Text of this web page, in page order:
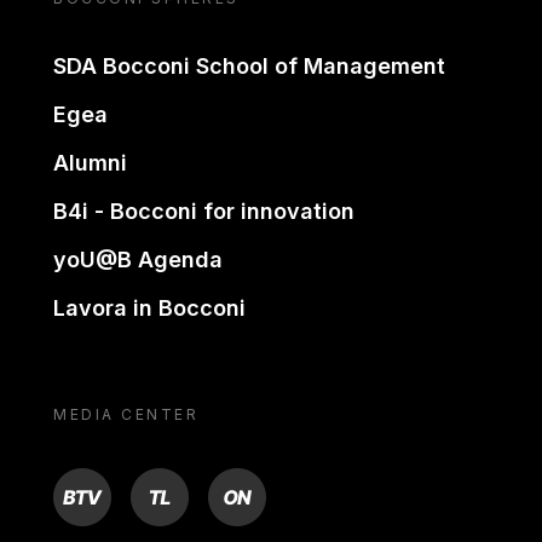
SDA Bocconi School of Management
Egea
Alumni
B4i - Bocconi for innovation
yoU@B Agenda
Lavora in Bocconi
MEDIA CENTER
BTV TL ON